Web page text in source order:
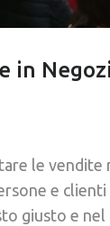
in
le
e
giusto e